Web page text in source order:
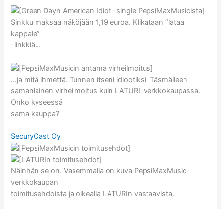
Sinkku maksaa näköjään 1,19 euroa. Klikataan “lataa
kappale”
-linkkiä…
…ja mitä ihmettä. Tunnen itseni idiootiksi. Täsmälleen
samanlainen virheilmoitus kuin LATURI-verkkokaupassa.
Onko kyseessä
sama kauppa?
SecuryCast Oy
Näinhän se on. Vasemmalla on kuva PepsiMaxMusic-
verkkokaupan
toimitusehdoista ja oikealla LATURIn vastaavista.